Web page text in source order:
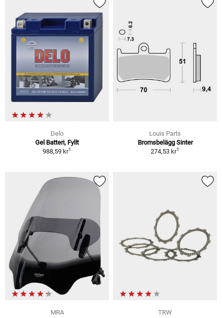
Delo
Gel Batteri, Fyllt
988,59 kr1
Louis Parts
Bromsbelägg Sinter
274,53 kr1
MRA
TRW